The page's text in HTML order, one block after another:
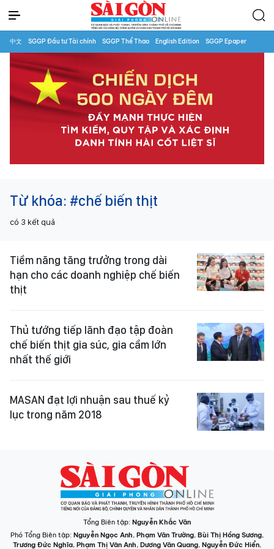
中文 SGGP Đầu tư Tài chính SGGP Thể Thao English Edition SGGP Epaper
Từ khóa: #chế biến thịt
có 3 kết quả
Tiềm năng tăng trưởng trong dài
hạn cho các doanh nghiệp chế biến
thịt
Thủ tướng tiếp lãnh đạo tập đoàn
chế biến thịt gia súc, gia cầm lớn
nhất thế giới
MASAN đạt lợi nhuận sau thuế kỷ
lục trong năm 2018
Tổng Biên tập: Nguyễn Khắc Văn
Phó Tổng Biên tập: Nguyễn Ngọc Anh, Phạm Văn Trường, Bùi Thị Hồng Sương,
Trương Đức Nghĩa, Phạm Thị Vân Anh, Dương Văn Quang, Nguyễn Đức Hiển,